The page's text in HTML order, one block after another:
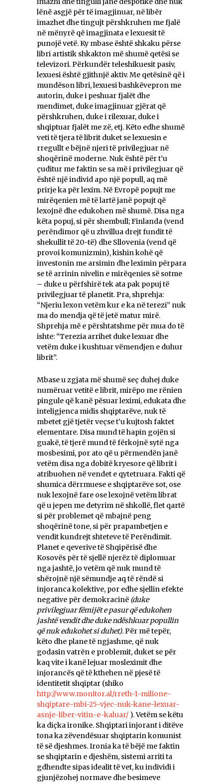
lënë asgjë për të imagjinuar, në libër
imazhet dhe tingujt përshkruhen me fjalë
në mënyrë që imagjinata e lexuesit të
punojë vetë. Ky mbase është shkaku përse
libri artistik shkakton më shumë qetësi se
televizori. Përkundër teleshikuesit pasiv,
lexuesi është gjithnjë aktiv. Me qetësinë që i
mundëson libri, lexuesi bashkëvepron me
autorin, duke i peshuar fjalët dhe
mendimet, duke imagjinuar gjërat që
përshkruhen, duke i rilexuar, duke i
shqiptuar fjalët me zë, etj. Këto edhe shumë
veti të tjera të librit duket se lexuesin e
rregullt e bëjnë njeri të privilegjuar në
shoqërinë moderne. Nuk është për t’u
çuditur me faktin se sa më i privilegjuar që
është një individ apo një popull, aq më
prirje ka për lexim. Në Evropë popujt me
mirëqenien më të lartë janë popujt që
lexojnë dhe edukohen më shumë. Disa nga
këta popuj, si për shembull; Finlanda (vend
perëndimor që u zhvillua drejt fundit të
shekullit të 20-të) dhe Sllovenia (vend që
provoi komunizmin), kishin kohë që
investonin me arsimin dhe leximin përpara
se të arrinin nivelin e mirëqenies së sotme
– duke u përfshirë tek ata pak popuj të
privilegjuar të planetit. Pra, shprehja:
“Njeriu lexon vetëm kur e ka në terezi” nuk
ma do mendja që të jetë matur mirë.
Shprehja më e përshtatshme për mua do të
ishte: “Terezia arrihet duke lexuar dhe
vetëm duke i kushtuar vëmendjen e duhur
librit”.
Mbase u zgjata më shumë seç duhej duke
numëruar vetitë e librit, mirëpo me rënien
pingule që kanë pësuar leximi, edukata dhe
inteligjenca midis shqiptarëve, nuk të
mbetet gjë tjetër veçse t’u kujtosh faktet
elementare. Disa mund të hapin gojën si
guakë, të tjerë mund të fërkojnë sytë nga
mosbesimi, por ato që u përmendën janë
vetëm disa nga dobitë kryesore që librit i
atribuohen në vendet e qytetruara. Fakti që
shumica dërrmuese e shqiptarëve sot, ose
nuk lexojnë fare ose lexojnë vetëm librat
që u jepen me detyrim në shkollë, flet qartë
si për problemet që mbajnë peng
shoqërinë tone, si për prapambetjen e
vendit kundrejt shteteve të Perëndimit.
Planet e qeverive të Shqipërisë dhe
Kosovës për të sjellë njerëz të diplomuar
nga jashtë, jo vetëm që nuk mund të
shërojnë një sëmundje aq të rëndë si
injoranca kolektive, por edhe sjellin efekte
negative për demokracinë (duke
privilegjuar fëmijët e pasur që edukohen
jashtë vendit dhe duke ndëshkuar popullin
që nuk edukohet si duhet). Për më tepër,
këto dhe plane të ngjashme, që nuk
godasin vatrën e problemit, duket se për
kaq vite i kanë lejuar mosleximit dhe
injorancës që të kthehen në pjesë të
identitetit shqiptar (shiko
http://www.monitor.al/rreth-1-milione-
shqiptare-mbi-25-vjec-nuk-kane-lexuar-
asnje-liber-vitin-e-kaluar/ ). Vetëm se këtu
ka diçka ironike. Shqiptari injorant i ditëve
tona ka zëvendësuar shqiptarin komunist
të së djeshmes. Ironia ka të bëjë me faktin
se shqiptarin e djeshëm, sistemi arriti ta
gdhendte sipas idealit të vet, ku individi i
gjunjëzohej normave dhe besimeve